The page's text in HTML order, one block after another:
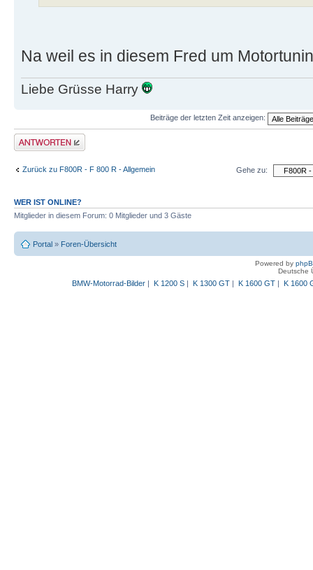
Na weil es in diesem Fred um
Liebe Grüsse Harry
Beiträge der letzten Zeit anzeigen:
Antwort schreiben
Zurück zu F800R - F 800 R - Allgemein Gehe zu:
WER IST ONLINE?
Mitglieder in diesem Forum: 0 Mitglieder und 3 Gäste
Portal » Foren-Übersicht
Powered by
Deutsche
BMW-Motorrad-Bilder| K 1200 S| K 1300 GT| K 1600 GT| K 1600